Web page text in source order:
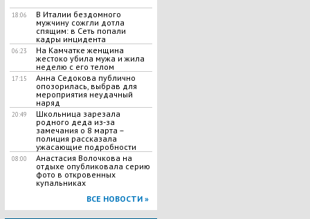
18:06
В Италии бездомного
мужчину сожгли дотла
спящим: в Сеть попали
кадры инцидента
06:23
На Камчатке женщина
жестоко убила мужа и жила
неделю с его телом
17:15
Анна Седокова публично
опозорилась, выбрав для
мероприятия неудачный
наряд
20:49
Школьница зарезала
родного деда из-за
замечания о 8 марта –
полиция рассказала
ужасающие подробности
08:00
Анастасия Волочкова на
отдыхе опубликовала серию
фото в откровенных
купальниках
ВСЕ НОВОСТИ »